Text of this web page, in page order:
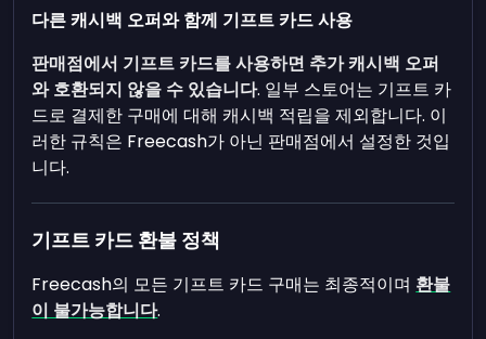
다른 캐시백 오퍼와 함께 기프트 카드 사용
판매점에서 기프트 카드를 사용하면 추가 캐시백 오퍼
와 호환되지 않을 수 있습니다. 일부 스토어는 기프트 카
드로 결제한 구매에 대해 캐시백 적립을 제외합니다. 이
러한 규칙은 Freecash가 아닌 판매점에서 설정한 것입
니다.
기프트 카드 환불 정책
Freecash의 모든 기프트 카드 구매는 최종적이며 환불
이 불가능합니다.